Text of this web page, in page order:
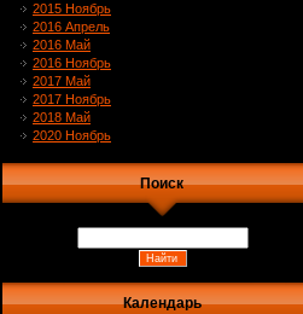
2015 Ноябрь
2016 Апрель
2016 Май
2016 Ноябрь
2017 Май
2017 Ноябрь
2018 Май
2020 Ноябрь
Поиск
Календарь